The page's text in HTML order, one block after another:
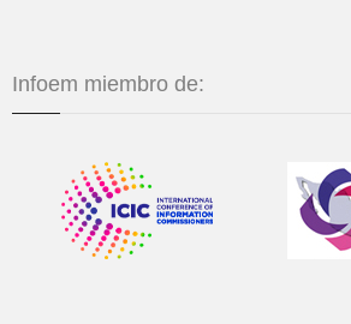
Infoem miembro de: